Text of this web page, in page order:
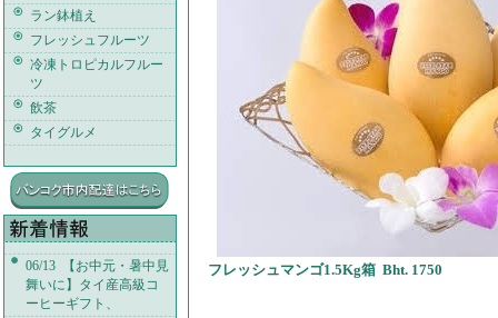
ラン鉢植え
フレッシュフルーツ
冷凍トロピカルフルー
ツ
飲茶
タイグルメ
06/13 【お中元・暑中見
舞いに】タイ産高級コ
ーヒーギフト、
フレッシュマンゴ1.5Kg箱 Bht. 1750